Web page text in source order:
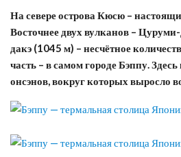
На севере острова Кюсю –
Восточнее двух вулканов –
дакэ (1045 м) – несчётное
часть – в самом городе Бэппу.
онсэнов, вокруг которых выросло